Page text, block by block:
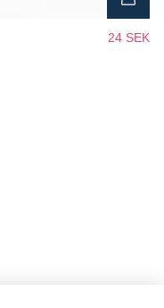
24 SEK